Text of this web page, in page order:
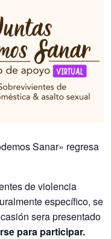
Sanar» regresa
de violencia
específico, se
sera presentado
para participar.